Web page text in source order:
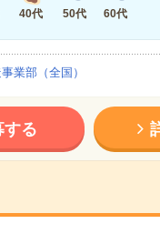
40代 50代 60代
業部（全国）
する